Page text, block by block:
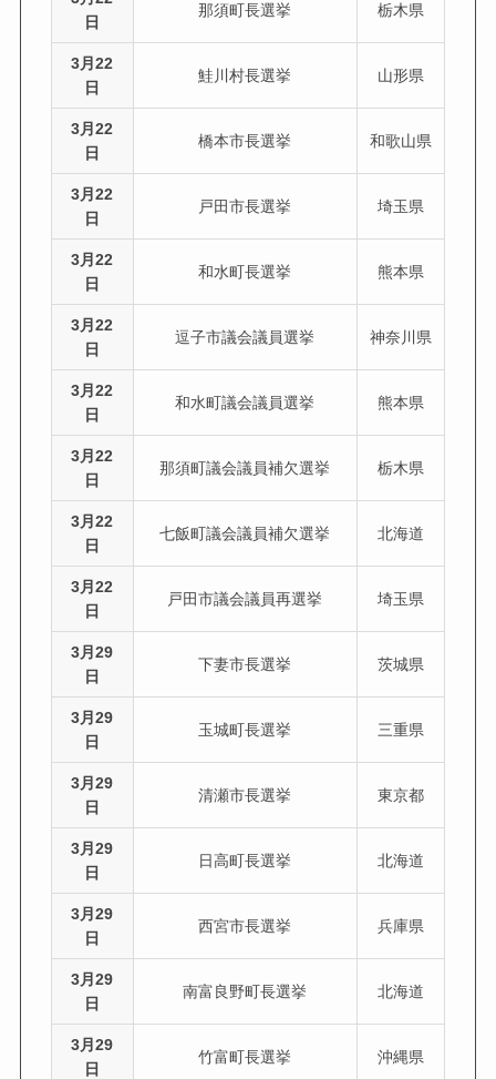
日
那須町長選挙 栃木県
3月22
日
鮭川村長選挙 山形県
3月22
日
橋本市長選挙 和歌山県
3月22
日
戸田市長選挙 埼玉県
3月22
日
和水町長選挙 熊本県
3月22
日
逗子市議会議員選挙 神奈川県
3月22
日
和水町議会議員選挙 熊本県
3月22
日
那須町議会議員補欠選挙 栃木県
3月22
日
七飯町議会議員補欠選挙 北海道
3月22
日
戸田市議会議員再選挙 埼玉県
3月29
日
下妻市長選挙 茨城県
3月29
日
玉城町長選挙 三重県
3月29
日
清瀬市長選挙 東京都
3月29
日
日高町長選挙 北海道
3月29
日
西宮市長選挙 兵庫県
3月29
日
南富良野町長選挙 北海道
3月29
日
竹富町長選挙 沖縄県